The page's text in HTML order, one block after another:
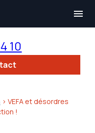
menu
10
> VEFA et désordres
!